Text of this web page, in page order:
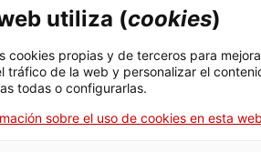
utiliza (cookies)
cookies propias y de terceros para
tráfico de la web y personalizar el
todas o configurarlas.
sobre el uso de cookies en esta